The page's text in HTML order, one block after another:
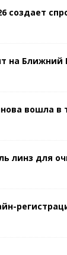
создает
на Ближний
вошла в
линз для